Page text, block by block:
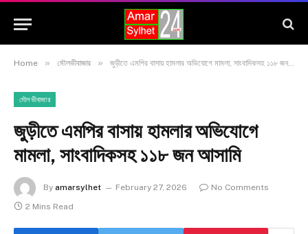
Home » মৌলভীবাজার » জুড়ীতে এমপির বাসায় হামলার অভিযোগে মামলা, সাংবাদিকসহ ১১৮ জন আসামি
মৌলভীবাজার
জুড়ীতে এমপির বাসায় হামলার অভিযোগে
মামলা, সাংবাদিকসহ ১১৮ জন আসামি
By amarsylhet February 27, 2026
No Comments
2 Mins Read